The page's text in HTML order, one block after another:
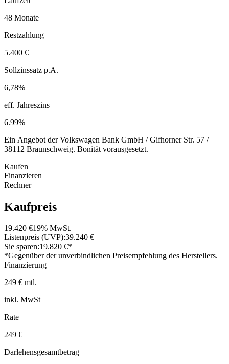
48 Monate
Restzahlung
5.400 €
Sollzinssatz p.A.
6,78%
eff. Jahreszins
6.99%
Ein Angebot der Volkswagen Bank GmbH / Gifhorner Str. 57 /
38112 Braunschweig. Bonität vorausgesetzt.
Kaufen
Finanzieren
Rechner
Kaufpreis
19.420 €19% MwSt.
Listenpreis (UVP):39.240 €
Sie sparen:19.820 €*
*Gegenüber der unverbindlichen Preisempfehlung des Herstellers.
Finanzierung
249 € mtl.
inkl. MwSt
Rate
249 €
Darlehensgesamtbetrag